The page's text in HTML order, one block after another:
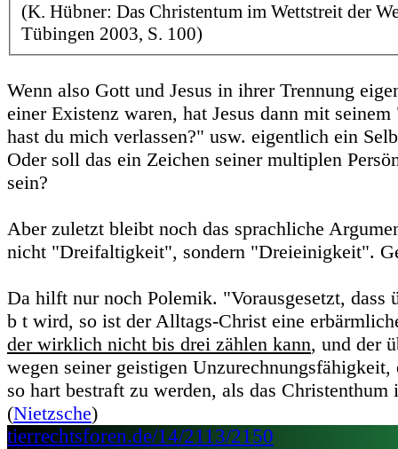
(K. Hübner: Das Christentum im Wettstreit der
Tübingen 2003, S. 100)
Wenn also Gott und Jesus in ihrer Trennung
einer Existenz waren, hat Jesus dann mit
hast du mich verlassen?" usw. eigentlich ein
Oder soll das ein Zeichen seiner multiplen
sein?
Aber zuletzt bleibt noch das sprachliche
nicht "Dreifaltigkeit", sondern "Dreieinigkeit".
Da hilft nur noch Polemik. "Vorausgesetzt, dass
b t wird, so ist der Alltags-Christ eine
der wirklich nicht bis drei zählen kann, und der
wegen seiner geistigen
so hart bestraft zu werden, als das Christenthum
(Nietzsche)
tierrechtsforen.de/14/2113/2150